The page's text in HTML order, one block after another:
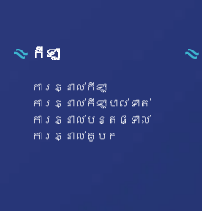
កីឡា
ការភ្នាល់កីឡា
ការភ្នាល់កីឡាបាល់ទាត់
ការភ្នាល់បន្តផ្ទាល់
ការភ្នាល់គូបក